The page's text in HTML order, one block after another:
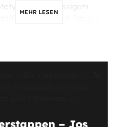
der mit flüssigem
MEHR LESEN
– Jos